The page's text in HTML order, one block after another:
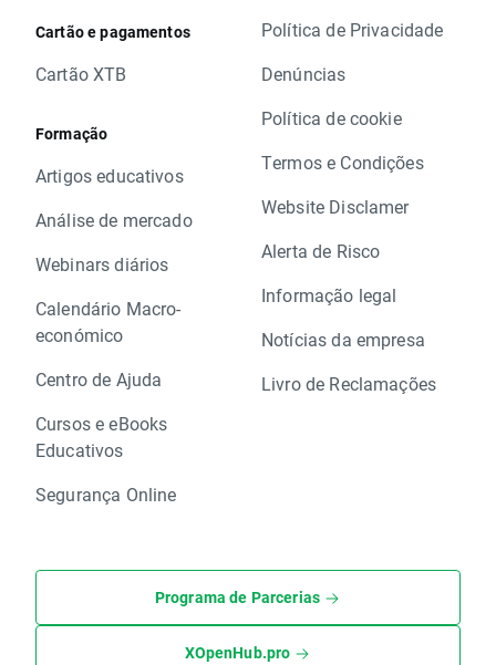
Cartão e pagamentos
Cartão XTB
Formação
Artigos educativos
Análise de mercado
Webinars diários
Calendário Macro-
económico
Centro de Ajuda
Cursos e eBooks
Educativos
Segurança Online
Política de Privacidade
Denúncias
Política de cookie
Termos e Condições
Website Disclamer
Alerta de Risco
Informação legal
Notícias da empresa
Livro de Reclamações
Programa de Parcerias
XOpenHub.pro